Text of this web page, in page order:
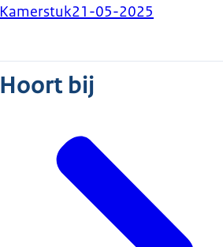
Kamerstuk21-05-2025
Hoort bij